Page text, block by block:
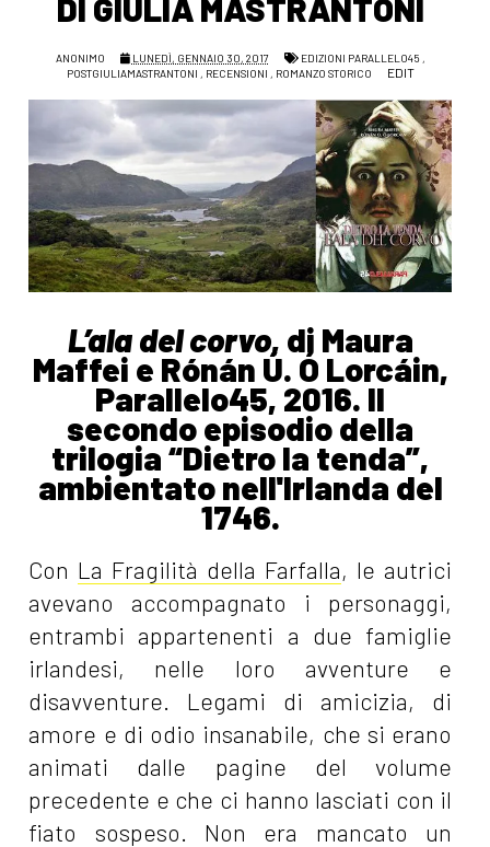
DI GIULIA MASTRANTONI
ANONIMO LUNEDÌ, GENNAIO 30, 2017 EDIZIONI PARALLELO45,
POSTGIULIAMASTRANTONI , RECENSIONI , ROMANZO STORICO EDIT
L’ala del corvo, di Maura
Maffei e Rónán Ú. Ó Lorcáin,
Parallelo45, 2016. Il
secondo episodio della
trilogia “Dietro la tenda”,
ambientato nell'Irlanda del
1746.
Con La Fragilità della Farfalla, le autrici
avevano accompagnato i personaggi,
entrambi appartenenti a due famiglie
irlandesi, nelle loro avventure e
disavventure. Legami di amicizia, di
amore e di odio insanabile, che si erano
animati dalle pagine del volume
precedente e che ci hanno lasciati con il
fiato sospeso. Non era mancato un